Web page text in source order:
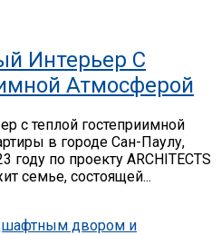
Интерьер С
Атмосферой
с теплой гостеприимной
в городе Сан-Паулу,
по проекту ARCHITECTS
семье, состоящей...